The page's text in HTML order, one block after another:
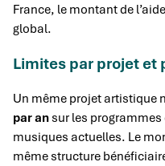
France, le montant de
global.
Limites par projet et
Un même projet artistique
par an sur les
musiques actuelles. Le
même structure